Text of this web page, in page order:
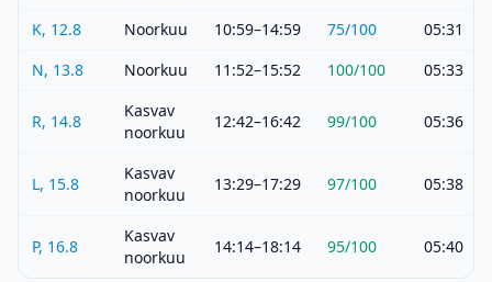
K, 12.8 Noorkuu 10:59–14:59 75/100
05:31
N, 13.8
Noorkuu 11:52–15:52 100/100 05:33
R, 14.8
Kasvav
noorkuu
12:42–16:42 99/100 05:36
L, 15.8
Kasvav
noorkuu
13:29–17:29 97/100 05:38
P, 16.8
Kasvav
noorkuu
14:14–18:14 95/100 05:40